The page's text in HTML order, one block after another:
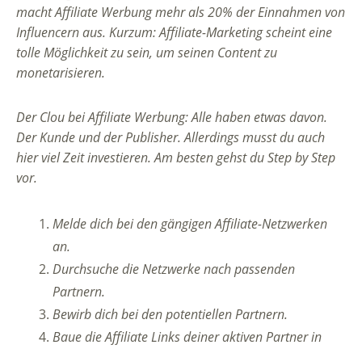
macht Affiliate Werbung mehr als 20% der Einnahmen von
Influencern aus. Kurzum: Affiliate-Marketing scheint eine
tolle Möglichkeit zu sein, um seinen Content zu
monetarisieren.
Der Clou bei Affiliate Werbung: Alle haben etwas davon.
Der Kunde und der Publisher. Allerdings musst du auch
hier viel Zeit investieren. Am besten gehst du Step by Step
vor.
Melde dich bei den gängigen Affiliate-Netzwerken
an.
Durchsuche die Netzwerke nach passenden
Partnern.
Bewirb dich bei den potentiellen Partnern.
Baue die Affiliate Links deiner aktiven Partner in